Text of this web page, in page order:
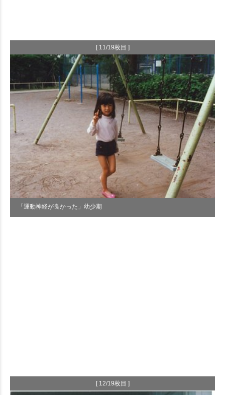
[ 11/19枚目 ]
「運動神経が良かった」幼少期
[ 12/19枚目 ]